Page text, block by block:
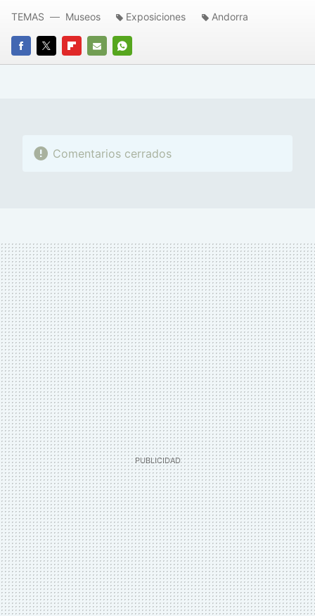
FACEBOOK
TWITTERFLIPBOARD
E-
WHATSAPP
TEMAS Museos Exposiciones Andorra
Comentarios cerrados